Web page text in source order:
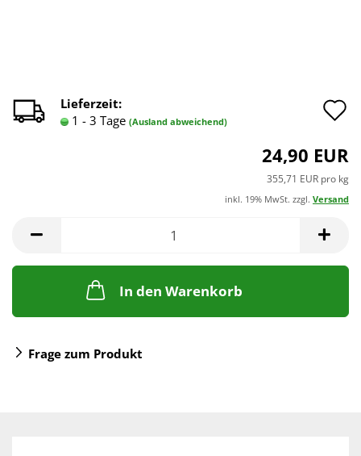
Lieferzeit:
1 - 3 Tage (Ausland abweichend)
24,90 EUR
355,71 EUR pro kg
inkl. 19% MwSt. zzgl. Versand
In den Warenkorb
Frage zum Produkt